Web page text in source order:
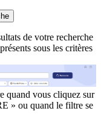
de votre recherche
sous les critères
quand vous cliquez sur
» ou quand le filtre se